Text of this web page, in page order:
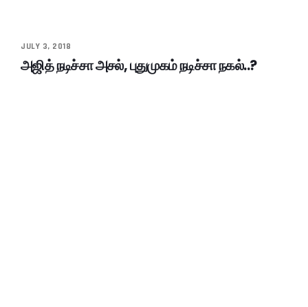
JULY 3, 2018
அஜித் நடிச்சா அசல், புதுமுகம் நடிச்சா நகல்..?